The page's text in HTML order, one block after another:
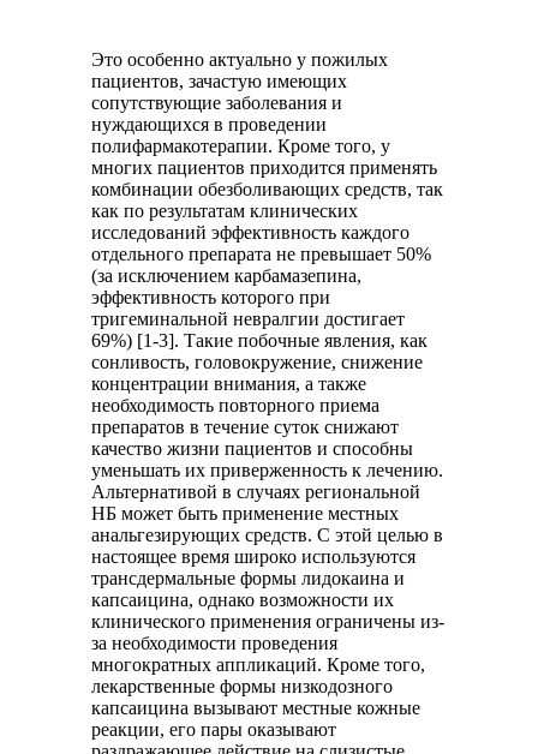
Это особенно актуально у пожилых
пациентов, зачастую имеющих
сопутствующие заболевания и
нуждающихся в проведении
полифармакотерапии. Кроме того, у
многих пациентов приходится применять
комбинации обезболивающих средств, так
как по результатам клинических
исследований эффективность каждого
отдельного препарата не превышает 50%
(за исключением карбамазепина,
эффективность которого при
тригеминальной невралгии достигает
69%) [1-3]. Такие побочные явления, как
сонливость, головокружение, снижение
концентрации внимания, а также
необходимость повторного приема
препаратов в течение суток снижают
качество жизни пациентов и способны
уменьшать их приверженность к лечению.
Альтернативой в случаях региональной
НБ может быть применение местных
анальгезирующих средств. С этой целью в
настоящее время широко используются
трансдермальные формы лидокаина и
капсаицина, однако возможности их
клинического применения ограничены из-
за необходимости проведения
многократных аппликаций. Кроме того,
лекарственные формы низкодозного
капсаицина вызывают местные кожные
реакции, его пары оказывают